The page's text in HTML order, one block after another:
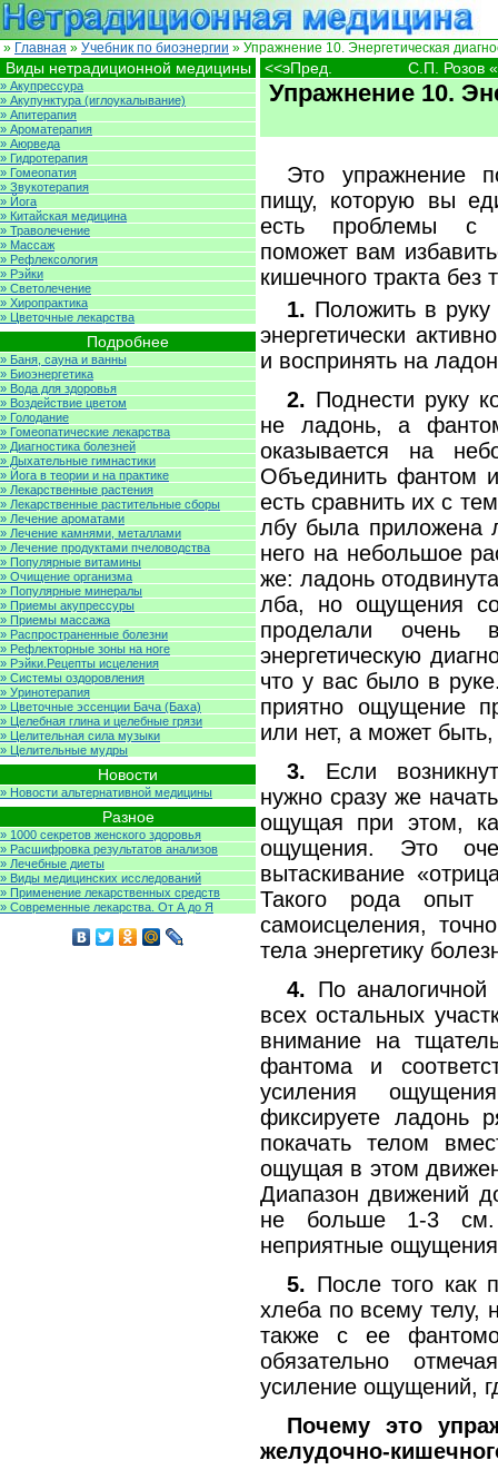
» Главная » Учебник по биоэнергии » Упражнение 10. Энергетическая
<<эПред. С.П. Розов
Упражнение 10.
Это упражнение
пищу, которую вы
есть проблемы с
поможет вам
кишечного тракта без
1. Положить в руку
энергетически
и воспринять на
2. Поднести руку
не ладонь, а
оказывается на
Объединить фантом
есть сравнить их с
лбу была приложена
него на небольшое
же: ладонь
лба, но ощущения
проделали очень
энергетическую
что у вас было в
приятно ощущение
или нет, а может
3. Если
нужно сразу же
ощущая при этом,
ощущения. Это
вытаскивание
Такого рода опыт
самоисцеления,
тела энергетику
4. По аналогичной
всех остальных
внимание на
фантома и
усиления
фиксируете ладонь
покачать телом
ощущая в этом
Диапазон движений
не больше 1-3
неприятные
5. После того как
хлеба по всему телу,
также с ее
обязательно
усиление ощущений,
Почему это
желудочно-
Виды нетрадиционной медицины
» Акупрессура
» Акупунктура (иглоукалывание)
» Апитерапия
» Ароматерапия
» Аюрведа
» Гидротерапия
» Гомеопатия
» Звукотерапия
» Йога
» Китайская медицина
» Траволечение
» Массаж
» Рефлексология
» Рэйки
» Светолечение
» Хиропрактика
» Цветочные лекарства
Подробнее
» Баня, сауна и ванны
» Биоэнергетика
» Вода для здоровья
» Воздействие цветом
» Голодание
» Гомеопатические лекарства
» Диагностика болезней
» Дыхательные гимнастики
» Йога в теории и на практике
» Лекарственные растения
» Лекарственные растительные сборы
» Лечение ароматами
» Лечение камнями, металлами
» Лечение продуктами пчеловодства
» Популярные витамины
» Очищение организма
» Популярные минералы
» Приемы акупрессуры
» Приемы массажа
» Распространенные болезни
» Рефлекторные зоны на ноге
» Рэйки.Рецепты исцеления
» Системы оздоровления
» Уринотерапия
» Цветочные эссенции Бача (Баха)
» Целебная глина и целебные грязи
» Целительная сила музыки
» Целительные мудры
Новости
» Новости альтернативной медицины
Разное
» 1000 секретов женского здоровья
» Расшифровка результатов анализов
» Лечебные диеты
» Виды медицинских исследований
» Применение лекарственных средств
» Современные лекарства. От А до Я